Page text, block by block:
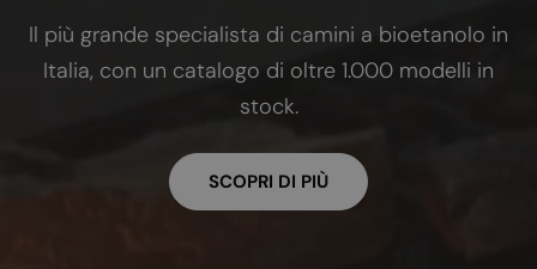
Il più grande specialista di camini a bioetanolo in
Italia, con un catalogo di oltre 1.000 modelli in
stock.
SCOPRI DI PIÙ